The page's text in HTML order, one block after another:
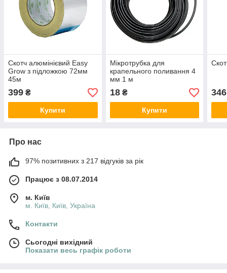
Скотч алюмінієвий Easy
Grow з підложкою 72мм
45м
399 ₴
Купити
Мікротрубка для
крапельного поливання 4
мм 1 м
18₴
Купити
346
Про нас
97% позитивних з 217 відгуків за рік
Працює з 08.07.2014
м. Київ
м. Київ, Київ, Україна
Контакти
Сьогодні вихідний
Показати весь графік роботи